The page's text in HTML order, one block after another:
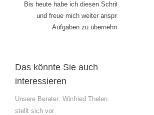
Bis heute habe ich diesen Schritt nicht
und freue mich weiter anspruchsvolle
Aufgaben zu übernehmen.
Das könnte Sie auch
interessieren
Unsere Berater: Winfried Thelen
stellt sich vor